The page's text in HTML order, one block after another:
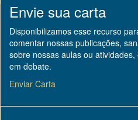
Envie sua carta
Disponibilizamos esse recurso
comentar nossas publicações,
sobre nossas aulas ou
em debate.
Enviar Carta